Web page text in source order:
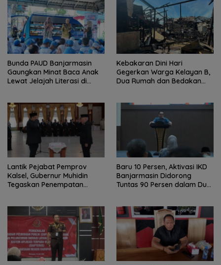
Bunda PAUD Banjarmasin
Gaungkan Minat Baca Anak
Lewat Jelajah Literasi di
Kebakaran Dini Hari
Gegerkan Warga Kelayan B,
Dua Rumah dan Bedakan
Lantik Pejabat Pemprov
Kalsel, Gubernur Muhidin
Tegaskan Penempatan
Baru 10 Persen, Aktivasi IKD
Banjarmasin Didorong
Tuntas 90 Persen dalam Dua